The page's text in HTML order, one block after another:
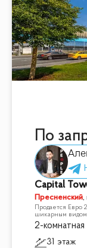
По
Capital
Пресненский,
Продается Евро
шикарным
2-комнатная
31 этаж